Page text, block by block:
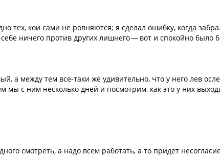
тех, кои сами не ровняются; я сделал ошибку, когда
ничего против других лишнего — вот и спокойно было
а между тем все-таки же удивительно, что у него лев
мы с ним несколько дней и посмотрим, как это у них
смотреть, а надо всем работать, а то придет